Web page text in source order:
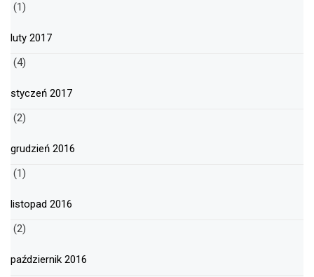
(1)
luty 2017
(4)
styczeń 2017
(2)
grudzień 2016
(1)
listopad 2016
(2)
październik 2016